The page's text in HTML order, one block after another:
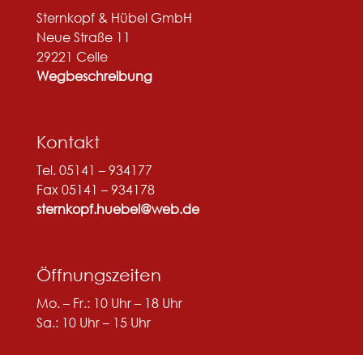
Sternkopf & Hübel GmbH
Neue Straße 11
29221 Celle
Wegbeschreibung
Kontakt
Tel. 05141 – 934177
Fax 05141 – 934178
sternkopf.huebel@web.de
Öffnungszeiten
Mo. – Fr.: 10 Uhr – 18 Uhr
Sa.: 10 Uhr – 15 Uhr